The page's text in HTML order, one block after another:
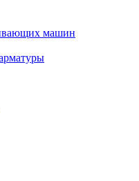
машин